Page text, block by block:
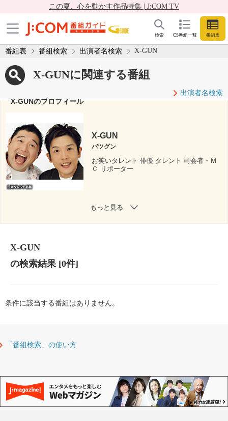
この夏、心を動かす作品特集 | J:COM TV
CS番組一覧 番組表
検索
番組表 番組検索 出演者名検索 X-GUN
X-GUNに関連する番組
出演者名検索
X-GUNのプロフィール
X-GUN
バツグン
お笑いタレント 俳優 タレント 司会者・Ｍ
Ｃ リポーター
もっと見る
X-GUN
の検索結果[0件]
条件に該当する番組はありません。
「番組検索」の使い方